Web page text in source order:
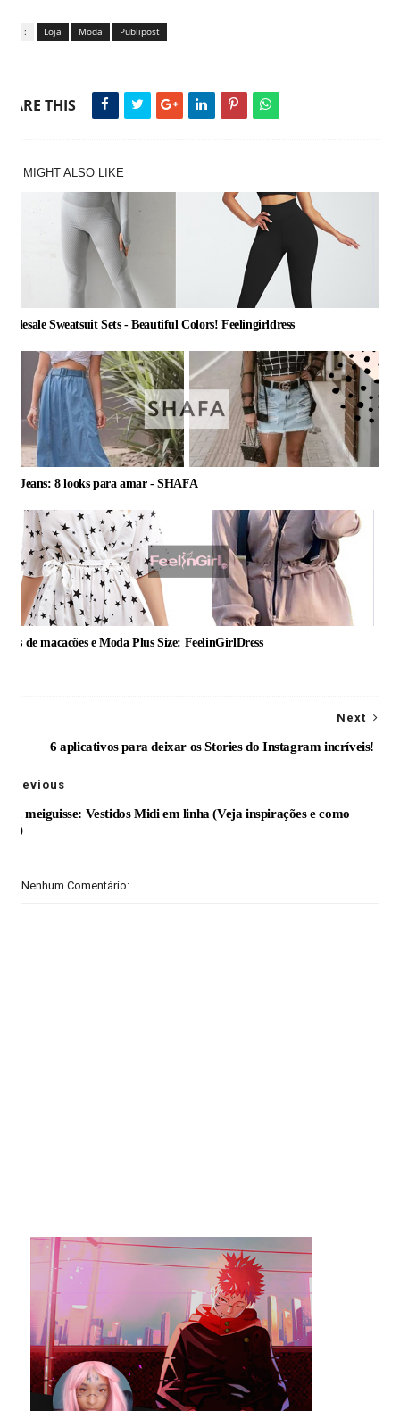
Tags : Loja Moda Publipost
THIS
MIGHT ALSO LIKE
Sweatsuit Sets - Beautiful Colors! Feelingirldress
Jeans: 8 looks para amar - SHAFA
de macacões e Moda Plus Size: FeelinGirlDress
Next
6 aplicativos para deixar os Stories do Instagram incríveis!
Previous
meiguisse: Vestidos Midi em linha (Veja inspirações e como
Nenhum Comentário: